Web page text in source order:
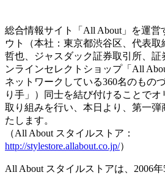
総合情報サイト「All About」を運
ウト（本社：東京都渋谷区、代表取
哲也、ジャスダック証券取引所、証
ンラインセレクトショップ「All
ネットワークしている360名のもの
り手」）同士を結び付けることで
取り組みを行い、本日より、第一
たします。
（All About スタイルストア：
http://stylestore.allabout.co.jp/）
All About スタイルストアは、2006